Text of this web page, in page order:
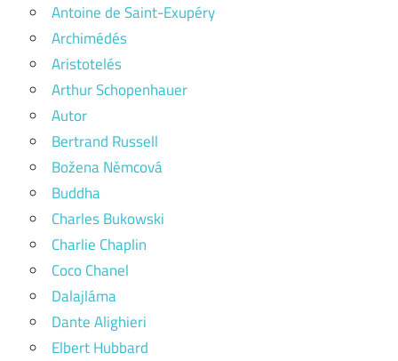
Antoine de Saint-Exupéry
Archimédés
Aristotelés
Arthur Schopenhauer
Autor
Bertrand Russell
Božena Němcová
Buddha
Charles Bukowski
Charlie Chaplin
Coco Chanel
Dalajláma
Dante Alighieri
Elbert Hubbard